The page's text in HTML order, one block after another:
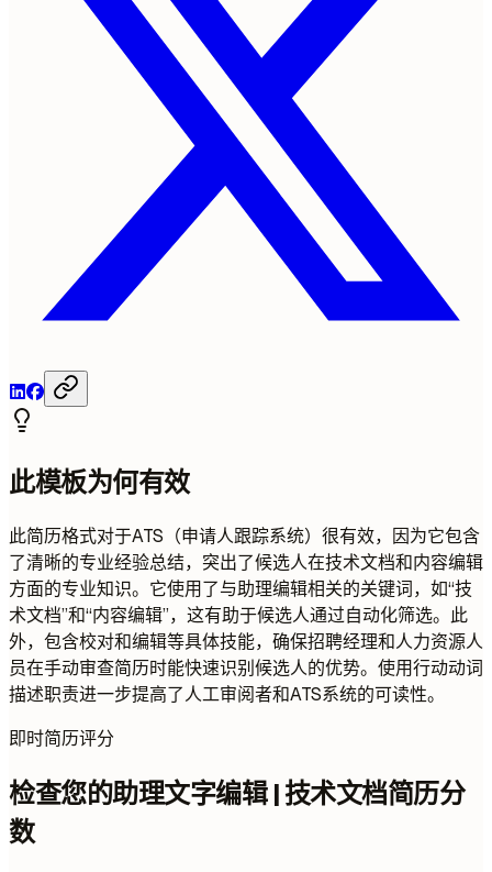
此模板为何有效
此简历格式对于ATS（申请人跟踪系统）很有效，因为它包含
了清晰的专业经验总结，突出了候选人在技术文档和内容编辑
方面的专业知识。它使用了与助理编辑相关的关键词，如“技
术文档”和“内容编辑”，这有助于候选人通过自动化筛选。此
外，包含校对和编辑等具体技能，确保招聘经理和人力资源人
员在手动审查简历时能快速识别候选人的优势。使用行动动词
描述职责进一步提高了人工审阅者和ATS系统的可读性。
即时简历评分
检查您的助理文字编辑 | 技术文档简历分
数